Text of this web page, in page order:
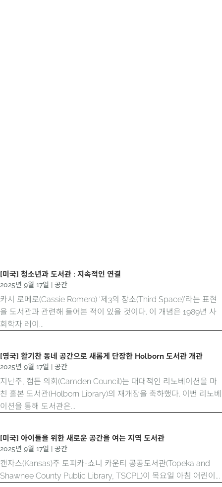
[미국] 청소년과 도서관 : 지속적인 연결
2025년 9월 17일 공간
카시 로메로(Cassie Romero) ‘제3의 장소(Third Space)’라는 표현
을 도서관과 관련해 들어본 적이 있을 것이다. 이 개념은 1989년 사
회학자 레이...
[영국] 활기찬 동네 공간으로 새롭게 단장한 Holborn 도서관 개관
2025년 9월 17일 공간
지난주, 캠든 의회(Camden Council)는 대대적인 리노베이션을 마
친 홀본 도서관(Holborn Library)의 재개장을 축하했다. 이번 리노베
이션을 통해 도서관은...
[미국] 아이들을 위한 새로운 공간을 여는 지역 도서관
2025년 9월 17일 공간
캔자스(Kansas)주 토피카-쇼니 카운티 공공도서관(Topeka and
Shawnee County Public Library, TSCPL)이 목요일 아침 어린이...